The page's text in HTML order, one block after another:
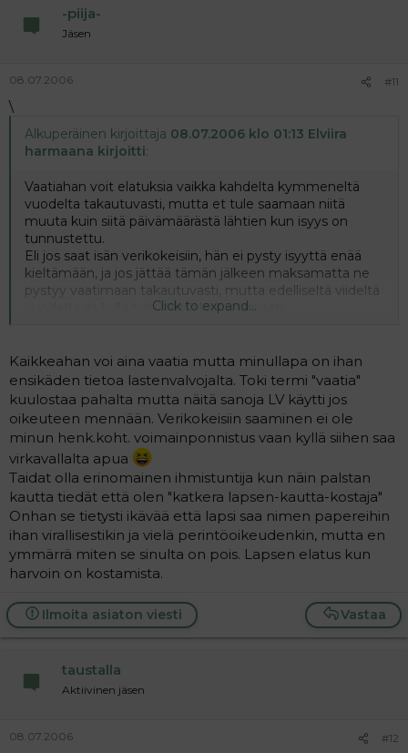
-piija-
Jäsen
08.07.2006 #11
\
Alkuperäinen kirjoittaja 08.07.2006 klo 01:13 Elviira
harmaana kirjoitti:
Vaatiahan voit elatuksia vaikka kahdelta kymmeneltä
vuodelta takautuvasti, mutta et tule saamaan niitä
muuta kuin siitä päivämäärästä lähtien kun isyys on
tunnustettu.
Eli jos saat isän verikokeisiin, hän ei pysty isyyttä enää
kieltämään, ja jos jättää tämän jälkeen maksamatta ne
pystyy vaatimaan takautuvasti, mutta edelliseltä viideltä
vuodelta et kyllä tule lanttiakaan samaan.
Ikävä huomata, että haluat lapsen kautta kostaa
miehelle oman katkeruutesi.
Koska katkeruus teksissä paistaa liian helposti läpi. Ja
komenttisi juuri "Joutuu maksamaan viideltä vuodelta
takautuvasti" kertoo paljon siitä kuinka paljon haluat
hänelle kostaa.
Click to expand...
Kaikkeahan voi aina vaatia mutta minullapa on ihan
ensikäden tietoa lastenvalvojalta. Toki termi "vaatia"
kuulostaa pahalta mutta näitä sanoja LV käytti jos
oikeuteen mennään. Verikokeisiin saaminen ei ole
minun henk.koht. voimainponnistus vaan kyllä siihen saa
virkavallalta apua
Taidat olla erinomainen ihmistuntija kun näin palstan
kautta tiedät että olen "katkera lapsen-kautta-kostaja"
Onhan se tietysti ikävää että lapsi saa nimen papereihin
ihan virallisestikin ja vielä perintöoikeudenkin, mutta en
ymmärrä miten se sinulta on pois. Lapsen elatus kun
harvoin on kostamista.
Vastaa
Ilmoita asiaton viesti
taustalla
Aktiivinen jäsen
08.07.2006 #12